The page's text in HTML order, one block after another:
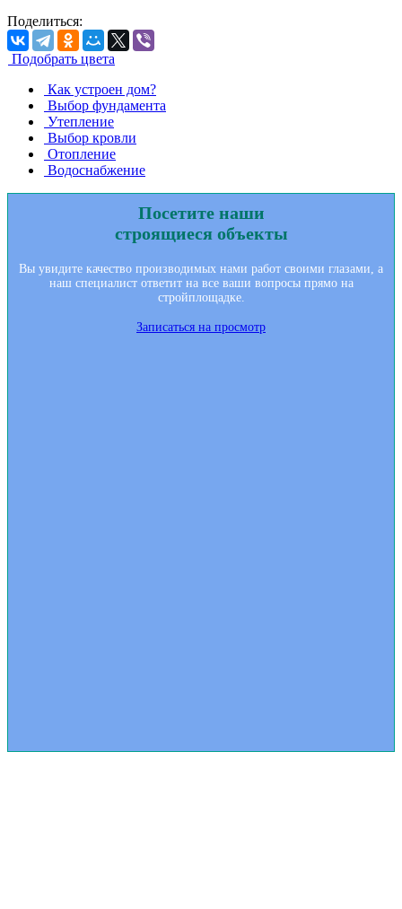
Поделиться:
Подобрать цвета
Как устроен дoм?
Выбор фундамента
Утепление
Выбор кровли
Отопление
Водоснабжение
Посетите наши
строящиеся объекты
Вы увидите качество производимых нами работ своими глазами, а
наш специалист ответит на все ваши вопросы прямо на
стройплощадке.
Записаться на просмотр